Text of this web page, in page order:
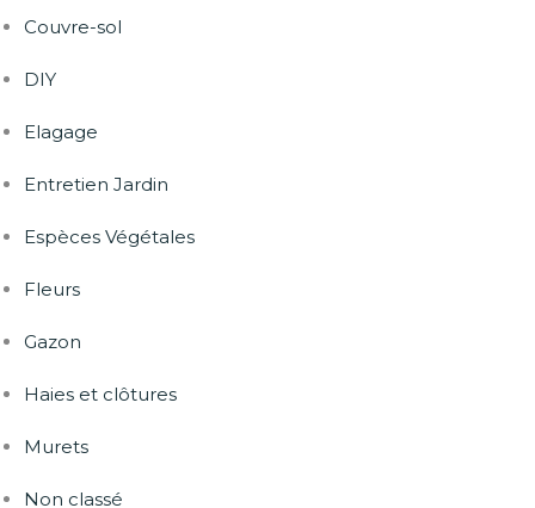
Couvre-sol
DIY
Elagage
Entretien Jardin
Espèces Végétales
Fleurs
Gazon
Haies et clôtures
Murets
Non classé